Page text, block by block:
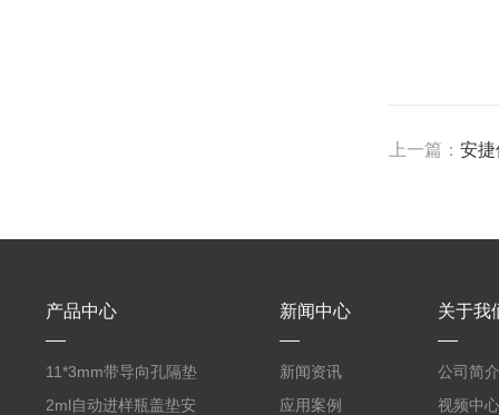
上一篇：安
产品中心
11*3mm带导向孔隔垫
气相色谱仪用红色耐
2ml自动进样瓶盖垫安
新闻中心
新闻资讯
应用案例
关于我
公司简介
视频中心